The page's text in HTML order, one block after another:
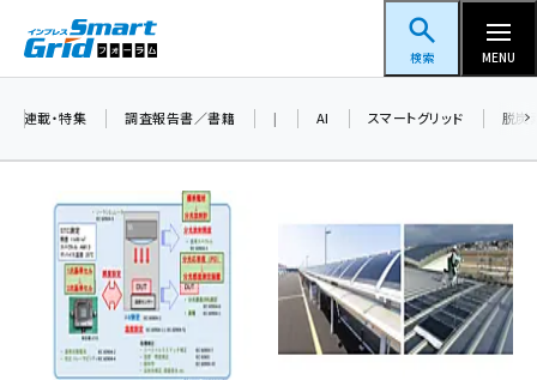
ン
スマートグリッドフォーラム
検索 MENU
蓄電池 (396)
新井 (353)
ペロブスカイト (332)
連載・特集 調査報告書／書籍 | AI スマートグリッド 脱炭